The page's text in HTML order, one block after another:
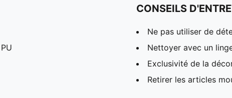
CONSEILS
Ne pas utiliser de
Nettoyer avec un
Exclusivité de la
Retirer les articles